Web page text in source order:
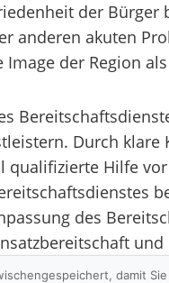
der
anderen akuten
der Region
Durch
qualifizierte Hilfe
des
damit